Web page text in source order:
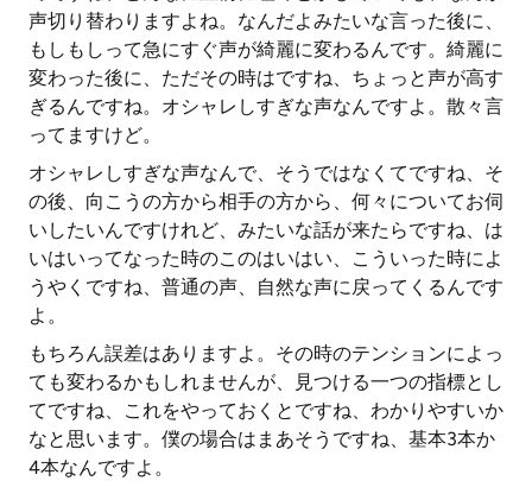
声切り替わりますよね。なんだよみたいな言った後に、
もしもしって急にすぐ声が綺麗に変わるんです。綺麗に
変わった後に、ただその時はですね、ちょっと声が高す
ぎるんですね。オシャレしすぎな声なんですよ。散々言
ってますけど。
オシャレしすぎな声なんで、そうではなくてですね、そ
の後、向こうの方から相手の方から、何々についてお伺
いしたいんですけれど、みたいな話が来たらですね、は
いはいってなった時のこのはいはい、こういった時によ
うやくですね、普通の声、自然な声に戻ってくるんです
よ。
もちろん誤差はありますよ。その時のテンションによっ
ても変わるかもしれませんが、見つける一つの指標とし
てですね、これをやっておくとですね、わかりやすいか
なと思います。僕の場合はまあそうですね、基本3本か
4本なんですよ。